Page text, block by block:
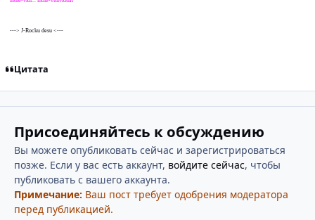
---> J-Rocku desu <---
Цитата
Присоединяйтесь к обсуждению
Вы можете опубликовать сейчас и зарегистрироваться
позже. Если у вас есть аккаунт, войдите сейчас, чтобы
публиковать с вашего аккаунта.
Примечание: Ваш пост требует одобрения модератора
перед публикацией.